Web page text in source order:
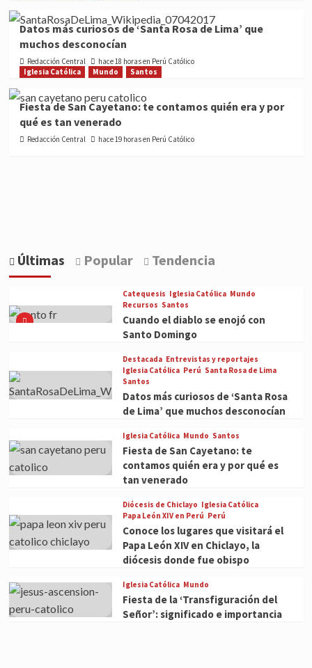
Datos más curiosos de ‘Santa Rosa de Lima’ que
muchos desconocían
Redacción Central
hace 18 horas en Perú Católico
Iglesia Católica
Mundo Santos
Fiesta de San Cayetano: te contamos quién era y por
qué es tan venerado
Redacción Central hace 19 horas en Perú Católico
Últimas Popular Tendencia
Catequesis Iglesia Católica Mundo
Recursos Santos
Cuando el diablo se enojó con
Santo Domingo
Destacada Entrevistas y reportajes
Iglesia Católica Perú Santa Rosa de Lima
Santos
Datos más curiosos de ‘Santa Rosa
de Lima’ que muchos desconocían
Iglesia Católica Mundo Santos
Fiesta de San Cayetano: te
contamos quién era y por qué es
tan venerado
Diócesis de Chiclayo Iglesia Católica
Papa León XIV en Perú Perú
Conoce los lugares que visitará el
Papa León XIV en Chiclayo, la
diócesis donde fue obispo
Iglesia Católica Mundo
Fiesta de la ‘Transfiguración del
Señor’: significado e importancia